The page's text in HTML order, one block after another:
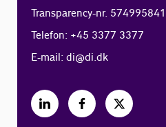
Transparency-nr.
Telefon: +45 3377 3377
E-mail:di@di.dk